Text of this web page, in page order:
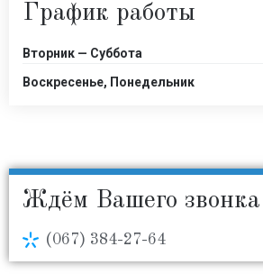
График работы
Вторник — Суббота
Воскресенье, Понедельник
Ждём Вашего звонка
(067) 384-27-64